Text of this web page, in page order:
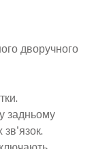
дворучного
задньому
зв'язок.